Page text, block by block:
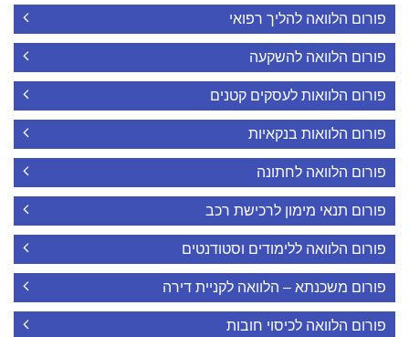
פורום הלוואה להליך רפואי
פורום הלוואה להשקעה
פורום הלוואות לעסקים קטנים
פורום הלוואות בנקאיות
פורום הלוואה לחתונה
פורום תנאי מימון לרכישת רכב
פורום הלוואה ללימודים וסטודנטים
פורום משכנתא – הלוואה לקניית דירה
פורום הלוואה לכיסוי חובות